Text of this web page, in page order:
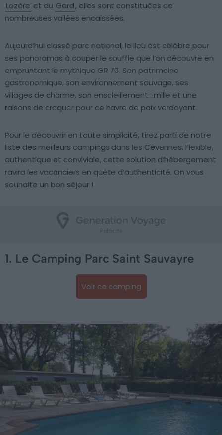
Lozère et du Gard, elles sont constituées de
nombreuses vallées encaissées.
Aujourd’hui classé parc national, le lieu est célèbre pour
ses panoramas à couper le souffle que l’on découvre en
empruntant le mythique GR 70. Son patrimoine
gastronomique, son environnement sauvage, ses
villages de charme, son ensoleillement : mille et une
raisons de craquer pour ce havre de paix verdoyant.
Pour le découvrir en toute simplicité, tirez parti de notre
liste des meilleurs campings dans les Cévennes. Flexible,
authentique et conviviale, cette solution d’hébergement
ravira les vacanciers en quête d’authenticité. On vous
souhaite un bon séjour !
1. Le Camping Parc Saint Sauvayre
Voir ce camping